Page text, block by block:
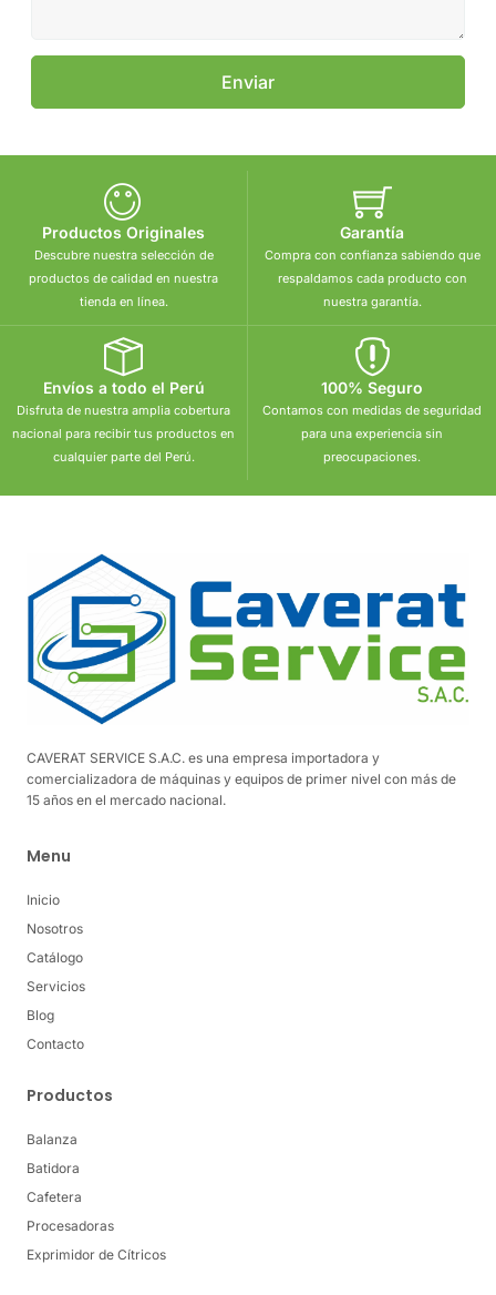
Enviar
Productos Originales
Descubre nuestra selección de
productos de calidad en nuestra
tienda en línea.
Garantía
Compra con confianza sabiendo que
respaldamos cada producto con
nuestra garantía.
Envíos a todo el Perú
Disfruta de nuestra amplia cobertura
nacional para recibir tus productos en
cualquier parte del Perú.
100% Seguro
Contamos con medidas de seguridad
para una experiencia sin
preocupaciones.
CAVERAT SERVICE S.A.C. es una empresa importadora y
comercializadora de máquinas y equipos de primer nivel con más de
15 años en el mercado nacional.
Menu
Inicio
Nosotros
Catálogo
Servicios
Blog
Contacto
Productos
Balanza
Batidora
Cafetera
Procesadoras
Exprimidor de Cítricos